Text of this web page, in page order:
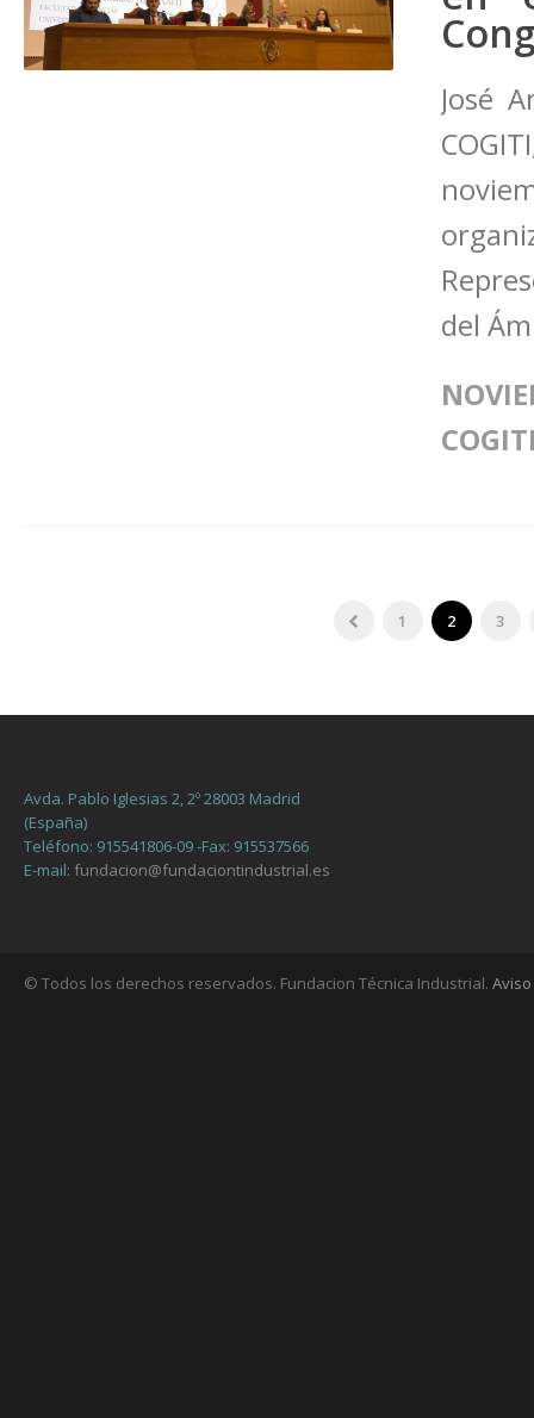
José
del
1 2 3
Avda. Pablo Iglesias 2, 2º 28003 Madrid
(España)
Teléfono: 915541806-09 -Fax: 915537566
E-mail: fundacion@fundaciontindustrial.es
© Todos los derechos reservados. Fundacion Técnica Industrial.